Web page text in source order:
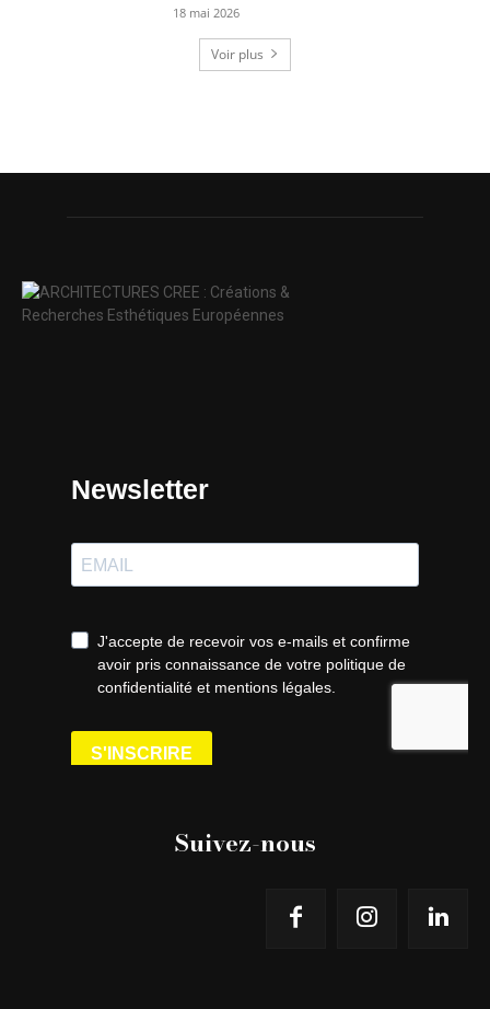
18 mai 2026
Voir plus
Suivez-nous